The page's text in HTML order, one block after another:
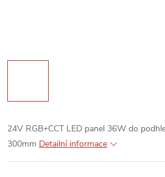
24V RGB+CCT LED panel 36W do
300mm Detailní informace